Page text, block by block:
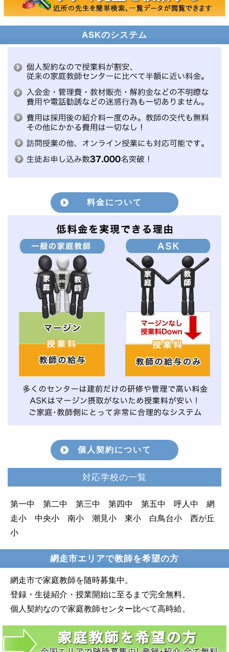
ASKのシステム
料金について
個人契約について
対応学校の一覧
第一中 第二中 第三中 第四中 第五中 呼人中 網
走小 中央小 南小 潮見小 東小 白鳥台小 西が丘
小
網走市エリアで教師を希望の方
網走市で家庭教師を随時募集中。
登録・生徒紹介・授業開始に至るまで完全無料。
個人契約なので家庭教師センター比べて高時給。